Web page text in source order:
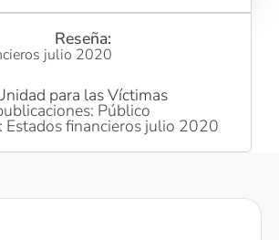
Reseña:
julio 2020
para las Víctimas
Público
Estados financieros julio 2020